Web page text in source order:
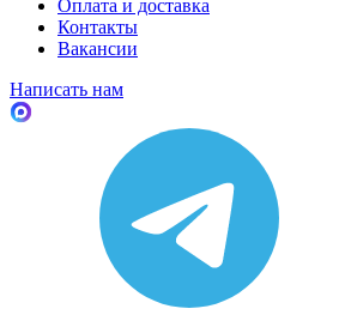
Оплата и доставка
Контакты
Вакансии
Написать нам